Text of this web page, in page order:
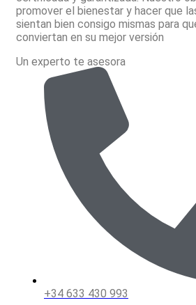
promover el bienestar y hacer que
sientan bien consigo mismas para
conviertan en su mejor versión
Un experto te asesora
+34 633 430 993